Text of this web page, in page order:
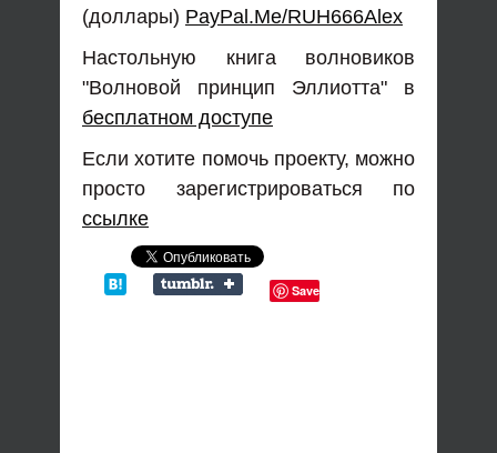
(доллары) PayPal.Me/RUH666Alex
Настольную книга волновиков
"Волновой принцип Эллиотта" в
бесплатном доступе
Если хотите помочь проекту, можно
просто зарегистрироваться по
ссылке
Save